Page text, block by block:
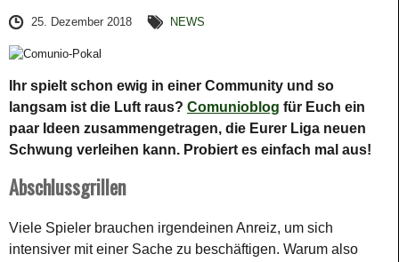
25. Dezember 2018 NEWS
Ihr spielt schon ewig in einer Community und so
langsam ist die Luft raus? Comunioblog für Euch ein
paar Ideen zusammengetragen, die Eurer Liga neuen
Schwung verleihen kann. Probiert es einfach mal aus!
Abschlussgrillen
Viele Spieler brauchen irgendeinen Anreiz, um sich
intensiver mit einer Sache zu beschäftigen. Warum also